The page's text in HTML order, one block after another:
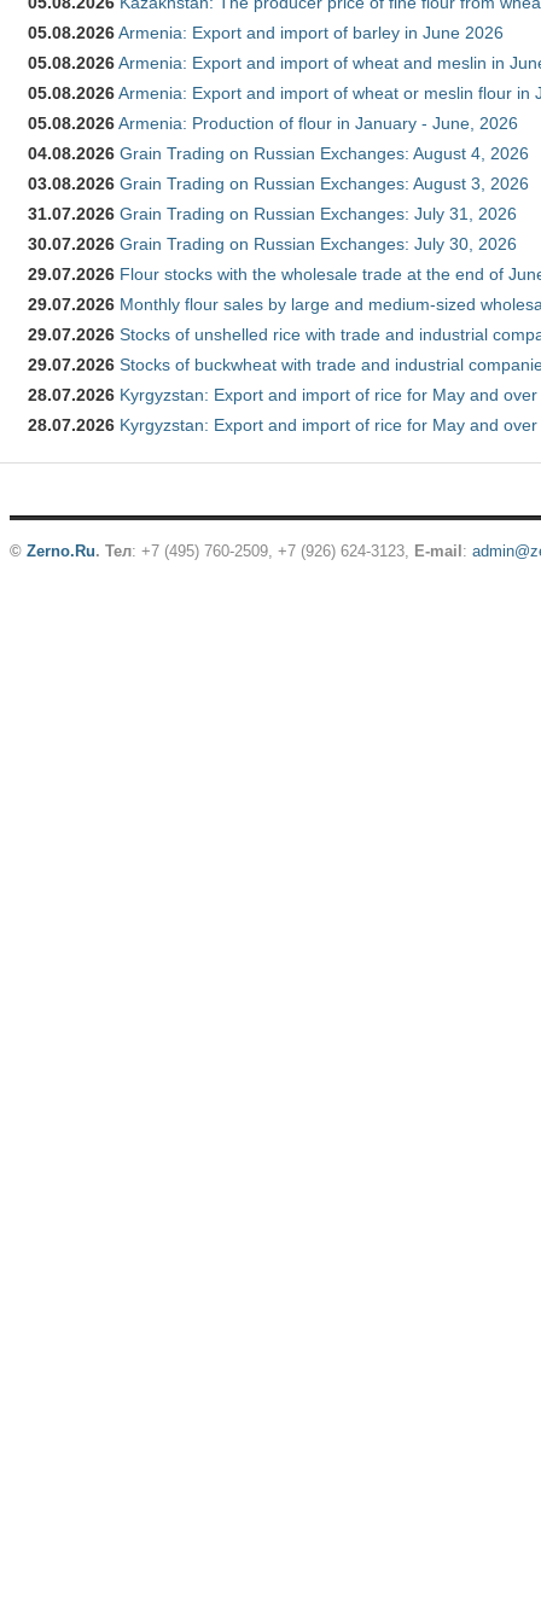
05.08.2026Armenia: Export and import of barley in June 2026
05.08.2026Armenia: Export and import of wheat and meslin in
05.08.2026Armenia: Export and import of wheat or meslin flour in
05.08.2026Armenia: Production of flour in January - June, 2026
04.08.2026 Grain Trading on Russian Exchanges: August 4, 2026
03.08.2026 Grain Trading on Russian Exchanges: August 3, 2026
31.07.2026 Grain Trading on Russian Exchanges: July 31, 2026
30.07.2026 Grain Trading on Russian Exchanges: July 30, 2026
29.07.2026 Flour stocks with the wholesale trade at the end of
29.07.2026 Monthly flour sales by large and medium-sized
29.07.2026 Stocks of unshelled rice with trade and industrial
29.07.2026 Stocks of buckwheat with trade and industrial
28.07.2026 Kyrgyzstan: Export and import of rice for May and
28.07.2026 Kyrgyzstan: Export and import of rice for May and
© Zerno.Ru. Тел: +7 (495) 760-2509, +7 (926) 624-3123, E-mail :